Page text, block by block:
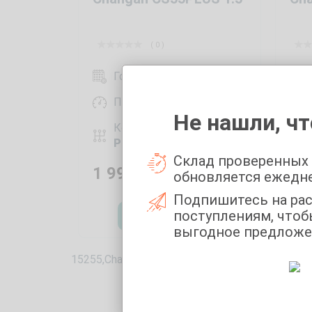
Год выпуска:
Пробег:
Коробка передач:
Робот
1 998 000 ₽
Оставить заявку
1
15255,Changan ! 15465,CS55PLUS !! 0,2023
Не нашли,
Склад
обновляется
Подпишитесь на
поступлениям,
выгодное